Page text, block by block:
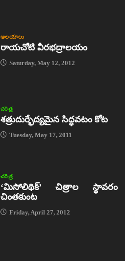
ఆలయాలు
రాయచోటి వీరభద్రాలయం
Saturday, May 12, 2012
చరిత్ర
శత్రుదుర్భేద్యమైన సిద్ధవటం కోట
Tuesday, May 17, 2011
చరిత్ర
‘మిసోలిథిక్‌’ చిత్రాల స్థావరం
చింతకుంట
Friday, April 27, 2012